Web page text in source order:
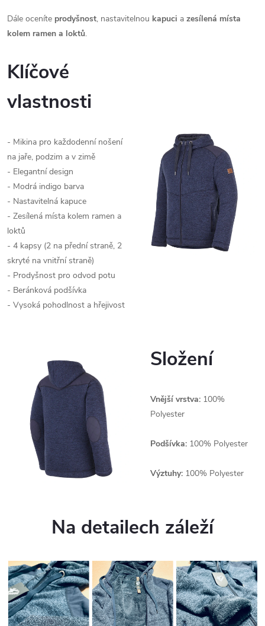
Dále oceníte prodyšnost, nastavitelnou kapuci a zesílená místa
kolem ramen a loktů.
Klíčové
vlastnosti
- Mikina pro každodenní nošení
na jaře, podzim a v zimě
- Elegantní design
- Modrá indigo barva
- Nastavitelná kapuce
- Zesílená místa kolem ramen a
loktů
- 4 kapsy (2 na přední straně, 2
skryté na vnitřní straně)
- Prodyšnost pro odvod potu
- Beránková podšívka
- Vysoká pohodlnost a hřejivost
Složení
Vnější vrstva: 100%
Polyester
Podšívka: 100% Polyester
Výztuhy: 100% Polyester
Na detailech záleží